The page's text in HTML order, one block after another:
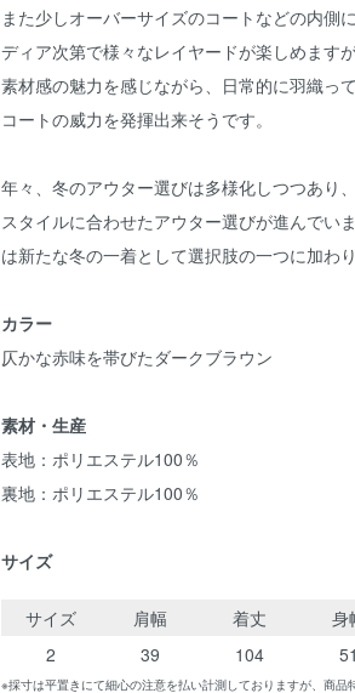
また少しオーバーサイズのコートなどの内側
ディア次第で様々なレイヤードが楽しめます
素材感の魅力を感じながら、日常的に羽織っ
コートの威力を発揮出来そうです。
年々、冬のアウター選びは多様化しつつあり
スタイルに合わせたアウター選びが進んでい
は新たな冬の一着として選択肢の一つに加わり
カラー
仄かな赤味を帯びたダークブラウン
素材・生産
表地：ポリエステル100％
裏地：ポリエステル100％
サイズ
サイズ 肩幅 着丈
身
2
39 104 51
※採寸は平置きにて細心の注意を払い計測しておりますが、商品